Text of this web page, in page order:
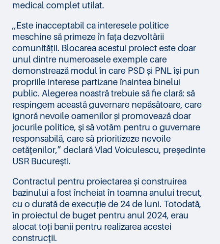
medical complet utilat.
,,Este inacceptabil ca interesele politice
meschine să primeze în fața dezvoltării
comunității. Blocarea acestui proiect este doar
unul dintre numeroasele exemple care
demonstrează modul în care PSD și PNL își pun
propriile interese partizane înaintea binelui
public. Alegerea noastră trebuie să fie clară: să
respingem această guvernare nepăsătoare, care
ignoră nevoile oamenilor și promovează doar
jocurile politice, şi să votăm pentru o guvernare
responsabilă, care să prioritizeze nevoile
cetăţenilor,” declară Vlad Voiculescu, preşedinte
USR Bucureşti.
Contractul pentru proiectarea și construirea
bazinului a fost încheiat în toamna anului trecut,
cu o durată de execuție de 24 de luni. Totodată,
în proiectul de buget pentru anul 2024, erau
alocat toți banii pentru realizarea acestei
construcţii.